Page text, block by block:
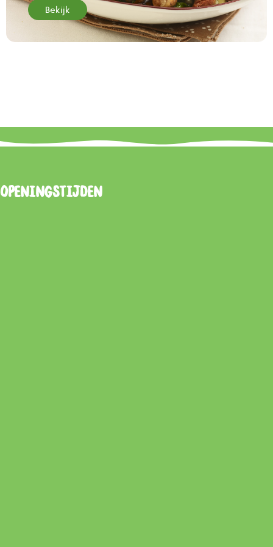
Bekijk
Openingstijden